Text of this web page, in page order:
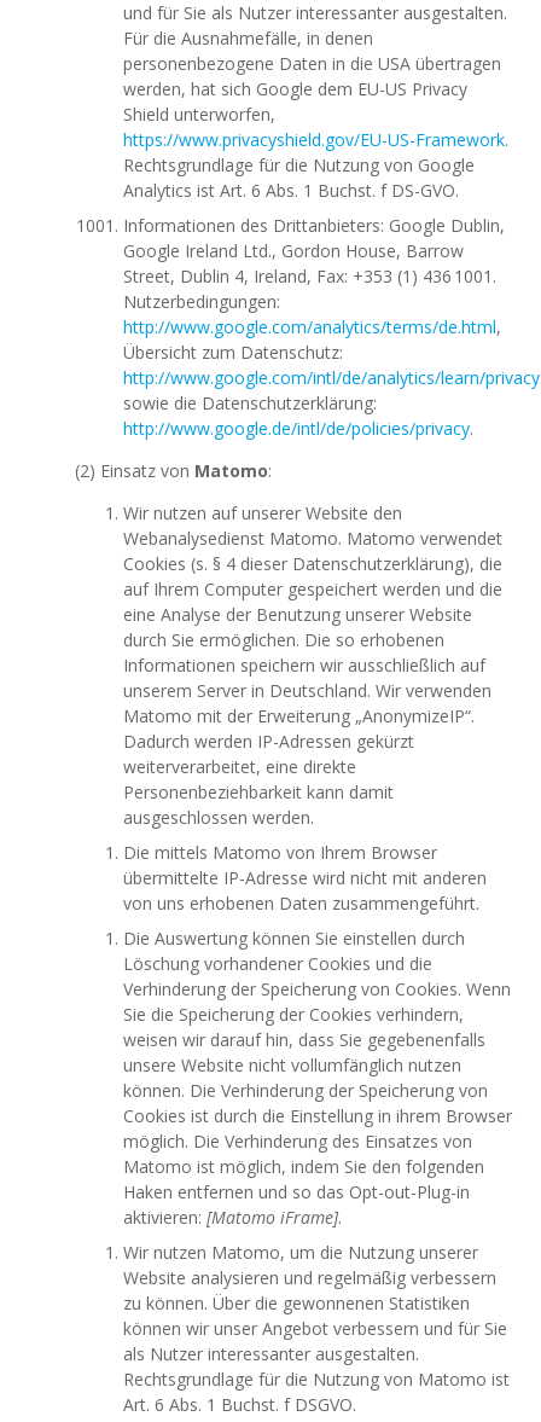
und für Sie als Nutzer interessanter ausgestalten.
Für die Ausnahmefälle, in denen
personenbezogene Daten in die USA übertragen
werden, hat sich Google dem EU-US Privacy
Shield unterworfen,
https://www.privacyshield.gov/EU-US-Framework.
Rechtsgrundlage für die Nutzung von Google
Analytics ist Art. 6 Abs. 1 Buchst. f DS-GVO.
Informationen des Drittanbieters: Google Dublin,
Google Ireland Ltd., Gordon House, Barrow
Street, Dublin 4, Ireland, Fax: +353 (1) 436 1001.
Nutzerbedingungen:
http://www.google.com/analytics/terms/de.html,
Übersicht zum Datenschutz:
http://www.google.com/intl/de/analytics/learn/
sowie die Datenschutzerklärung:
http://www.google.de/intl/de/policies/privacy.
(2) Einsatz von Matomo:
Wir nutzen auf unserer Website den
Webanalysedienst Matomo. Matomo verwendet
Cookies (s. § 4 dieser Datenschutzerklärung), die
auf Ihrem Computer gespeichert werden und die
eine Analyse der Benutzung unserer Website
durch Sie ermöglichen. Die so erhobenen
Informationen speichern wir ausschließlich auf
unserem Server in Deutschland. Wir verwenden
Matomo mit der Erweiterung „AnonymizeIP“.
Dadurch werden IP-Adressen gekürzt
weiterverarbeitet, eine direkte
Personenbeziehbarkeit kann damit
ausgeschlossen werden.
Die mittels Matomo von Ihrem Browser
übermittelte IP-Adresse wird nicht mit anderen
von uns erhobenen Daten zusammengeführt.
Die Auswertung können Sie einstellen durch
Löschung vorhandener Cookies und die
Verhinderung der Speicherung von Cookies. Wenn
Sie die Speicherung der Cookies verhindern,
weisen wir darauf hin, dass Sie gegebenenfalls
unsere Website nicht vollumfänglich nutzen
können. Die Verhinderung der Speicherung von
Cookies ist durch die Einstellung in ihrem Browser
möglich. Die Verhinderung des Einsatzes von
Matomo ist möglich, indem Sie den folgenden
Haken entfernen und so das Opt-out-Plug-in
aktivieren:[Matomo iFrame].
Wir nutzen Matomo, um die Nutzung unserer
Website analysieren und regelmäßig verbessern
zu können. Über die gewonnenen Statistiken
können wir unser Angebot verbessern und für Sie
als Nutzer interessanter ausgestalten.
Rechtsgrundlage für die Nutzung von Matomo ist
Art. 6 Abs. 1 Buchst. f DSGVO.